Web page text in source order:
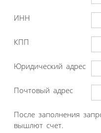
ИНН
КПП
Юридический адрес
Почтовый адрес
После заполнения
вышлют счет.